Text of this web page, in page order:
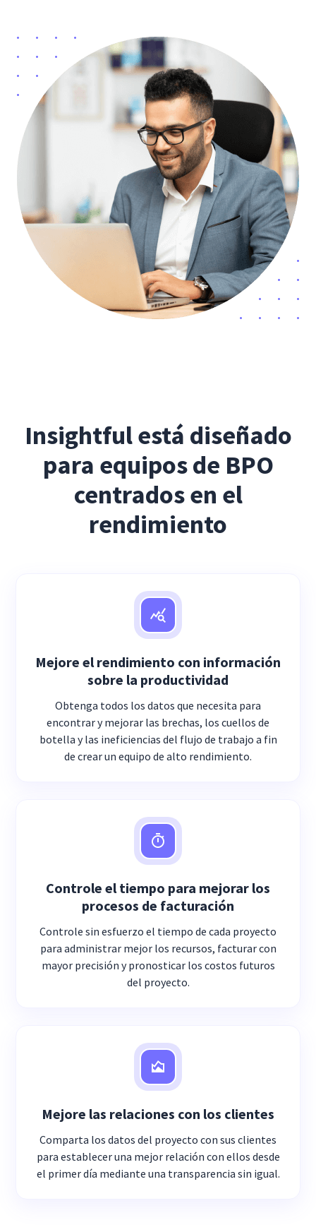
Insightful está diseñado
para equipos de BPO
centrados en el
rendimiento
Mejore el rendimiento con información
sobre la productividad
Obtenga todos los datos que necesita para
encontrar y mejorar las brechas, los cuellos de
botella y las ineficiencias del flujo de trabajo a fin
de crear un equipo de alto rendimiento.
Controle el tiempo para mejorar los
procesos de facturación
Controle sin esfuerzo el tiempo de cada proyecto
para administrar mejor los recursos, facturar con
mayor precisión y pronosticar los costos futuros
del proyecto.
Mejore las relaciones con los clientes
Comparta los datos del proyecto con sus clientes
para establecer una mejor relación con ellos desde
el primer día mediante una transparencia sin igual.